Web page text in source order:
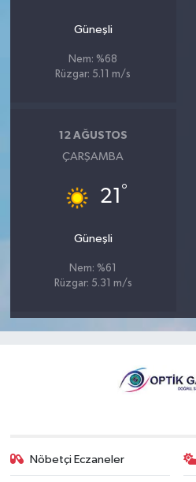
Güneşli
Nem: %68
Rüzgar: 5.11 m/s
12 AĞUSTOS
ÇARŞAMBA
21 °
Güneşli
Nem: %61
Rüzgar: 5.31 m/s
Nöbetçi Eczaneler